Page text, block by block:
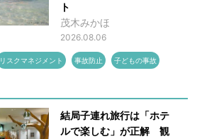
ト
茂木みかほ
2026.08.06
リスクマネジメント 事故防止 子どもの事故
結局子連れ旅行は「ホテ
ルで楽しむ」が正解 観